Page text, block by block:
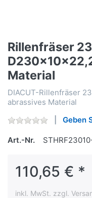
Rillenfräser
Material
DIACUT-Rillenfräser
abrassives Material
Geben
Art.-Nr.
110,65 € *
inkl. MwSt. zzgl.